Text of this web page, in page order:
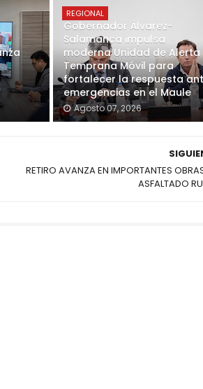
REGIONAL
Gobernador Álvarez-
Salamanca impulsa
moderna Unidad de Alerta
Temprana Móvil para
fortalecer la respuesta
emergencias en el Maule
Agosto 07, 2026
RETIRO AVANZA EN IMPORTANTES
ASFALTADO